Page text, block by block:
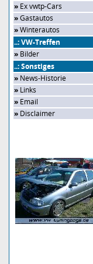
» Ex vwtp-Cars
»Gastautos
»Winterautos
..: VW-Treffen
» Bilder
..: Sonstiges
» News-Historie
» Links
» Email
» Disclaimer